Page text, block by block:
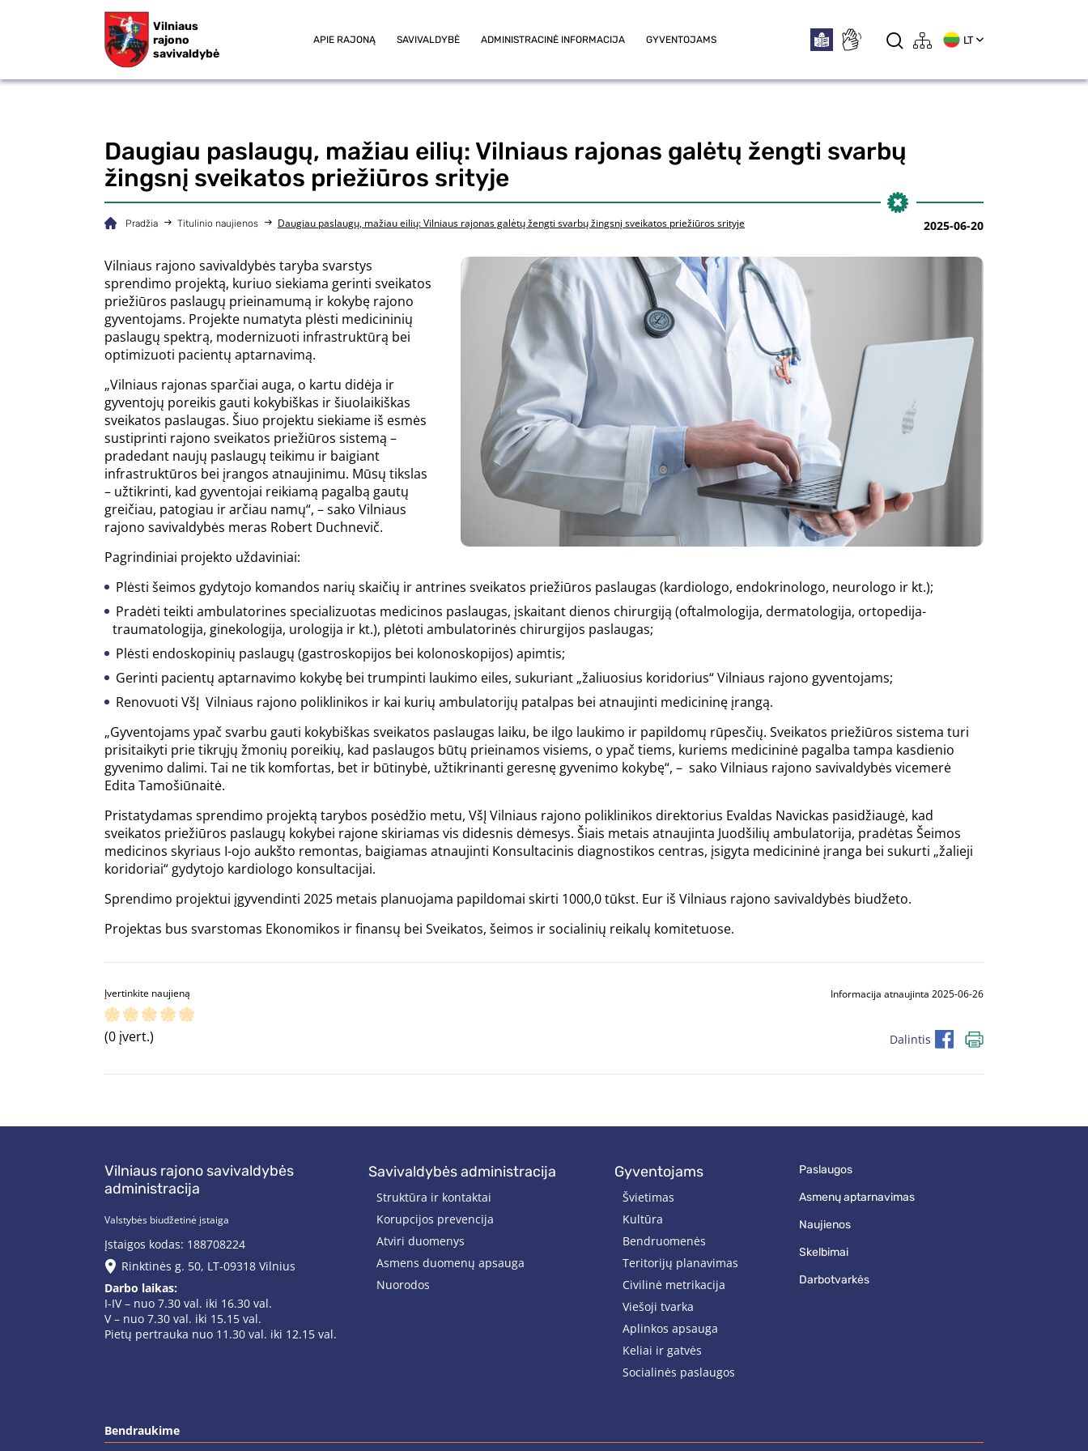
Vilniaus
rajono
savivaldybė
APIE RAJONĄ SAVIVALDYBĖ ADMINISTRACINĖ INFORMACIJA GYVENTOJAMS LT
Daugiau paslaugų, mažiau eilių: Vilniaus rajonas galėtų žengti svarbų
žingsnį sveikatos priežiūros srityje
Pradžia Titulinio naujienos Daugiau paslaugų, mažiau eilių: Vilniaus rajonas galėtų žengti svarbų žingsnį sveikatos priežiūros srityje 2025-06-20
Vilniaus rajono savivaldybės taryba svarstys
sprendimo projektą, kuriuo siekiama gerinti sveikatos
priežiūros paslaugų prieinamumą ir kokybę rajono
gyventojams. Projekte numatyta plėsti medicininių
paslaugų spektrą, modernizuoti infrastruktūrą bei
optimizuoti pacientų aptarnavimą.
„Vilniaus rajonas sparčiai auga, o kartu didėja ir
gyventojų poreikis gauti kokybiškas ir šiuolaikiškas
sveikatos paslaugas. Šiuo projektu siekiame iš esmės
sustiprinti rajono sveikatos priežiūros sistemą –
pradedant naujų paslaugų teikimu ir baigiant
infrastruktūros bei įrangos atnaujinimu. Mūsų tikslas
– užtikrinti, kad gyventojai reikiamą pagalbą gautų
greičiau, patogiau ir arčiau namų“, – sako Vilniaus
rajono savivaldybės meras Robert Duchnevič.
Pagrindiniai projekto uždaviniai:
Plėsti šeimos gydytojo komandos narių skaičių ir antrines sveikatos priežiūros paslaugas (kardiologo, endokrinologo, neurologo ir kt.);
Pradėti teikti ambulatorines specializuotas medicinos paslaugas, įskaitant dienos chirurgiją (oftalmologija, dermatologija, ortopedija-
traumatologija, ginekologija, urologija ir kt.), plėtoti ambulatorinės chirurgijos paslaugas;
Plėsti endoskopinių paslaugų (gastroskopijos bei kolonoskopijos) apimtis;
Gerinti pacientų aptarnavimo kokybę bei trumpinti laukimo eiles, sukuriant „žaliuosius koridorius“ Vilniaus rajono gyventojams;
Renovuoti VšĮ Vilniaus rajono poliklinikos ir kai kurių ambulatorijų patalpas bei atnaujinti medicininę įrangą.
„Gyventojams ypač svarbu gauti kokybiškas sveikatos paslaugas laiku, be ilgo laukimo ir papildomų rūpesčių. Sveikatos priežiūros sistema turi
prisitaikyti prie tikrųjų žmonių poreikių, kad paslaugos būtų prieinamos visiems, o ypač tiems, kuriems medicininė pagalba tampa kasdienio
gyvenimo dalimi. Tai ne tik komfortas, bet ir būtinybė, užtikrinanti geresnę gyvenimo kokybę“, – sako Vilniaus rajono savivaldybės vicemerė
Edita Tamošiūnaitė.
Pristatydamas sprendimo projektą tarybos posėdžio metu, VšĮ Vilniaus rajono poliklinikos direktorius Evaldas Navickas pasidžiaugė, kad
sveikatos priežiūros paslaugų kokybei rajone skiriamas vis didesnis dėmesys. Šiais metais atnaujinta Juodšilių ambulatorija, pradėtas Šeimos
medicinos skyriaus I-ojo aukšto remontas, baigiamas atnaujinti Konsultacinis diagnostikos centras, įsigyta medicininė įranga bei sukurti „žalieji
koridoriai“ gydytojo kardiologo konsultacijai.
Sprendimo projektui įgyvendinti 2025 metais planuojama papildomai skirti 1000,0 tūkst. Eur iš Vilniaus rajono savivaldybės biudžeto.
Projektas bus svarstomas Ekonomikos ir finansų bei Sveikatos, šeimos ir socialinių reikalų komitetuose.
Įvertinkite naujieną
(0 įvert.)
Informacija atnaujinta 2025-06-26
Dalintis
Vilniaus rajono savivaldybės
administracija
Valstybės biudžetinė įstaiga
Įstaigos kodas: 188708224
Rinktinės g. 50, LT-09318 Vilnius
Darbo laikas:
I-IV – nuo 7.30 val. iki 16.30 val.
V – nuo 7.30 val. iki 15.15 val.
Pietų pertrauka nuo 11.30 val. iki 12.15 val.
savivaldybės administracija
Struktūra ir kontaktai
Korupcijos prevencija
Atviri duomenys
Asmens duomenų apsauga
Nuorodos
gyventojams
Švietimas
Kultūra
Bendruomenės
Teritorijų planavimas
Civilinė metrikacija
Viešoji tvarka
Aplinkos apsauga
Keliai ir gatvės
Socialinės paslaugos
paslaugos
asmenų aptarnavimas
naujienos
skelbimai
darbotvarkės
Bendraukime